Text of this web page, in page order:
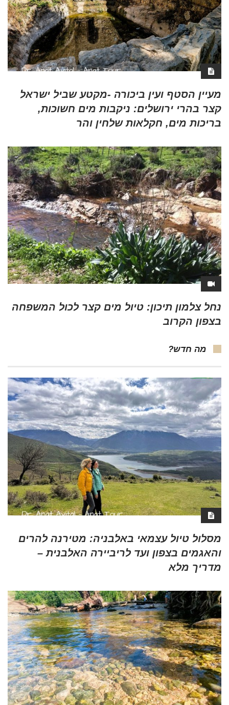
מעיין הסטף ועין ביכורה -מקטע שביל ישראל
קצר בהרי ירושלים: ניקבות מים חשוכות,
בריכות מים, חקלאות שלחין והר
נחל צלמון תיכון: טיול מים קצר לכול המשפחה
בצפון הקרוב
מה חדש?
מסלול טיול עצמאי באלבניה: מטירנה להרים
והאגמים בצפון ועד לריביירה האלבנית –
מדריך מלא